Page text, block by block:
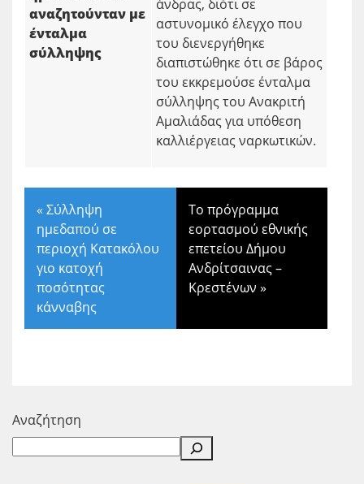
αναζητούνταν με
ένταλμα
σύλληψης
άνδρας, διότι σε
αστυνομικό έλεγχο που
του διενεργήθηκε
διαπιστώθηκε ότι σε βάρος
του εκκρεμούσε ένταλμα
σύλληψης του Ανακριτή
Αμαλιάδας για υπόθεση
καλλιέργειας ναρκωτικών.
« Σύλληψη
ημεδαπού σε
περιοχή Κατακόλου
γιο κατοχή
ποσότητας
κάνναβης
Το πρόγραμμα
εορτασμού εθνικής
επετείου Δήμου
Ανδρίτσαινας –
Κρεστένων »
Αναζήτηση